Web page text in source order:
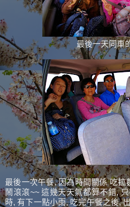
最後一天同車
最後一次午餐, 因為時間關係 吃拉
鬧滾滾~~ 這幾天天氣都算不錯,
時, 有下一點小雨, 吃完午餐之後,